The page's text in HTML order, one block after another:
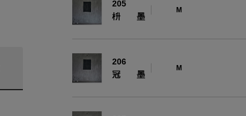
205
枡 墨
M
206
冠 墨
M